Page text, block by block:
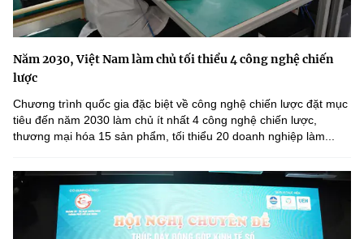
Năm 2030, Việt Nam làm chủ tối thiểu 4 công nghệ chiến
lược
Chương trình quốc gia đặc biệt về công nghệ chiến lược đặt mục
tiêu đến năm 2030 làm chủ ít nhất 4 công nghệ chiến lược,
thương mại hóa 15 sản phẩm, tối thiểu 20 doanh nghiệp làm...